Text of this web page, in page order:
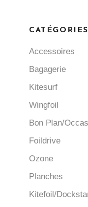
CATÉGORIES
Accessoires
Bagagerie
Kitesurf
Wingfoil
Bon Plan/
Foildrive
Ozone
Planches
Kitefoil/